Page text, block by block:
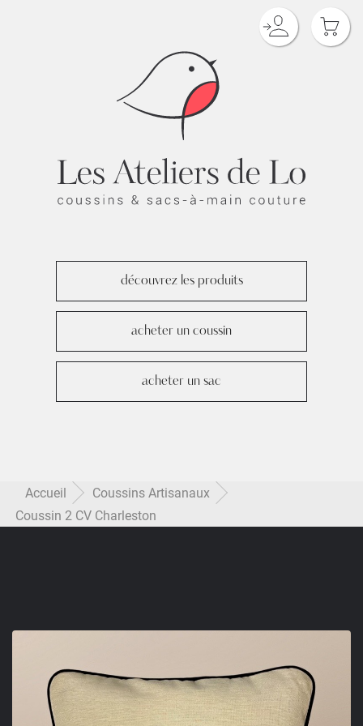
découvrez les produits
acheter un coussin
acheter un sac
Accueil
Coussins Artisanaux
Coussin 2 CV Charleston